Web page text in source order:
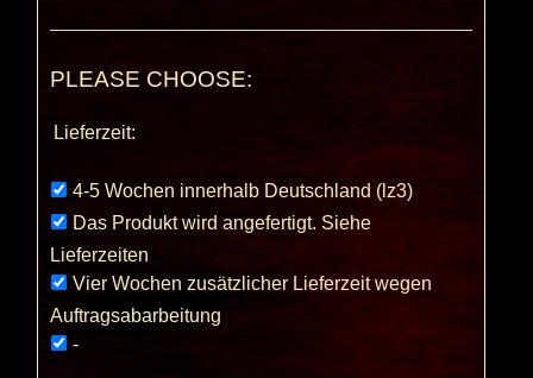
PLEASE CHOOSE:
Lieferzeit:
4-5 Wochen innerhalb Deutschland (lz3)
Das Produkt wird angefertigt. Siehe
Lieferzeiten
Vier Wochen zusätzlicher Lieferzeit wegen
Auftragsabarbeitung
-